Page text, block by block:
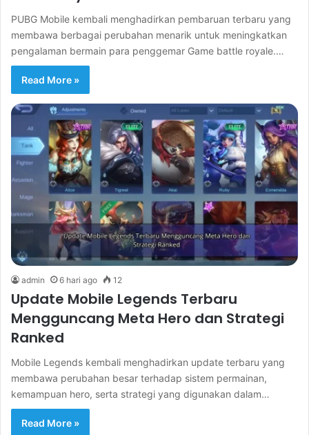
PUBG Mobile kembali menghadirkan pembaruan terbaru yang
membawa berbagai perubahan menarik untuk meningkatkan
pengalaman bermain para penggemar Game battle royale.…
Read More »
admin 6 hari ago 12
Update Mobile Legends Terbaru
Mengguncang Meta Hero dan Strategi
Ranked
Mobile Legends kembali menghadirkan update terbaru yang
membawa perubahan besar terhadap sistem permainan,
kemampuan hero, serta strategi yang digunakan dalam…
Read More »